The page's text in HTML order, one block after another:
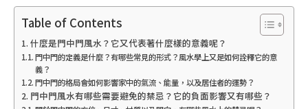
Table of Contents
什麼是門中門風水？它又代表著什麼樣的意義呢？
門中門的定義是什麼？有哪些常見的形式？風水學上又是如何詮釋它的意
義？
門中門的格局會如何影響家中的氣流、能量，以及居住者的運勢？
門中門風水有哪些需要避免的禁忌？它的負面影響又有哪些？